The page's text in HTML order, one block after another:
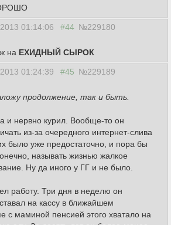
01:14:06 #44 №229180
на ЕХИДНЫЙ СЫРОК
01:24:39 #45 №229189
продолжение, так и быть.
и нервно курил. Вообще-то он
из-за очередного интернет-слива
было уже предостаточно, и пора бы
называть жизнью жалкое
Ну да иного у ГГ и не было.
работу. Три дня в неделю он
на кассу в ближайшем
с маминой пенсией этого хватало на